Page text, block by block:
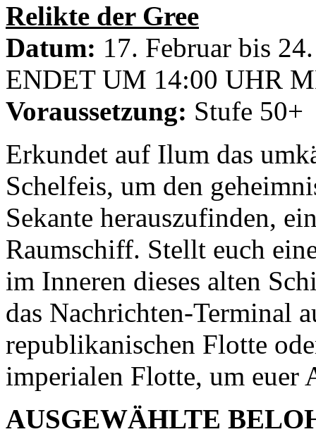
Relikte der Gree
Datum: 17. Februar bis
ENDET UM 14:00 UHR
Voraussetzung: Stufe 50+
Erkundet auf Ilum das
Schelfeis, um den
Sekante herauszufinden,
Raumschiff. Stellt euch
im Inneren dieses alten
das Nachrichten-Terminal
republikanischen Flotte
imperialen Flotte, um euer
AUSGEWÄHLTE